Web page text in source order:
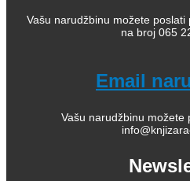
Vašu narudžbinu možete
na broj 065
Email
Vašu narudžbinu možete